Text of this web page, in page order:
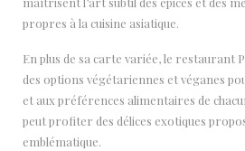
propres à la cuisine asiatique.
En plus de sa carte variée, le restaurant
des options végétariennes et véganes
et aux préférences alimentaires de
peut profiter des délices exotiques
emblématique.